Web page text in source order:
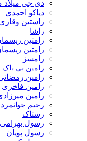
دی جی
دیاکو احمدی
راستین وقاری
راشا
رامتین
رامتین
رامسز
رامین بی باک
رامین
رامین فاخری
رامین
رحیم
رستاک
رسول بهرامی
رسول پویان